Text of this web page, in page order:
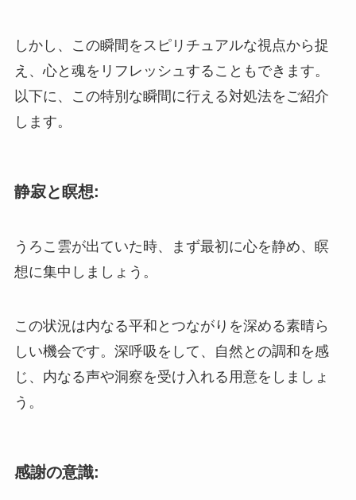
しかし、この瞬間をスピリチュアルな視点から捉
え、心と魂をリフレッシュすることもできます。
以下に、この特別な瞬間に行える対処法をご紹介
します。
静寂と瞑想:
うろこ雲が出ていた時、まず最初に心を静め、瞑
想に集中しましょう。
この状況は内なる平和とつながりを深める素晴ら
しい機会です。深呼吸をして、自然との調和を感
じ、内なる声や洞察を受け入れる用意をしましょ
う。
感謝の意識: